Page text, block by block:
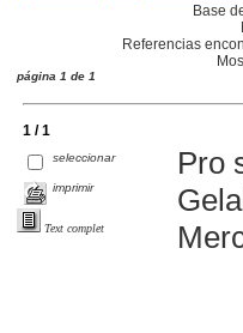
Base
Referencias
página 1 de 1
1 / 1
seleccionar
imprimir
Text complet
Pro